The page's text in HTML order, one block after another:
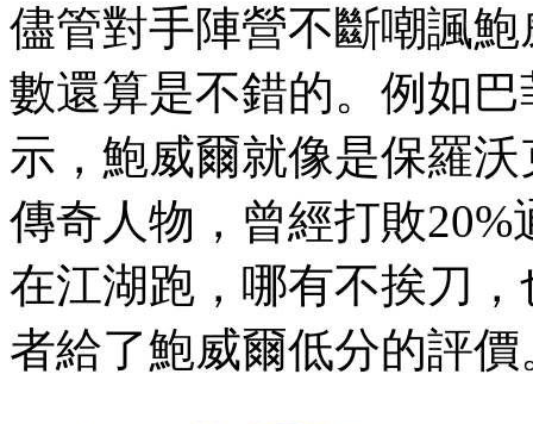
儘管對手陣營不斷嘲諷
數還算是不錯的。例如
示，鮑威爾就像是保羅
傳奇人物，曾經打敗
在江湖跑，哪有不挨刀
者給了鮑威爾低分的評價